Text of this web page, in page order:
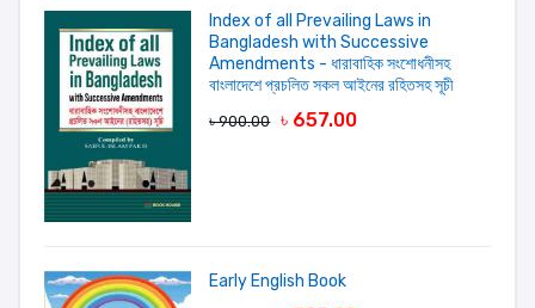
LOGIN FIRST
Index of all Prevailing Laws in
Bangladesh with Successive
Amendments - ধারাবাহিক সংশোধনীসহ
বাংলাদেশে প্রচলিত সকল আইনের রহিতসহ সূচী
৳ 900.00 ৳ 657.00
Early English Book